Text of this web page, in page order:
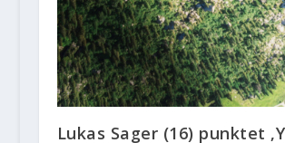
Lukas Sager (16) punktet